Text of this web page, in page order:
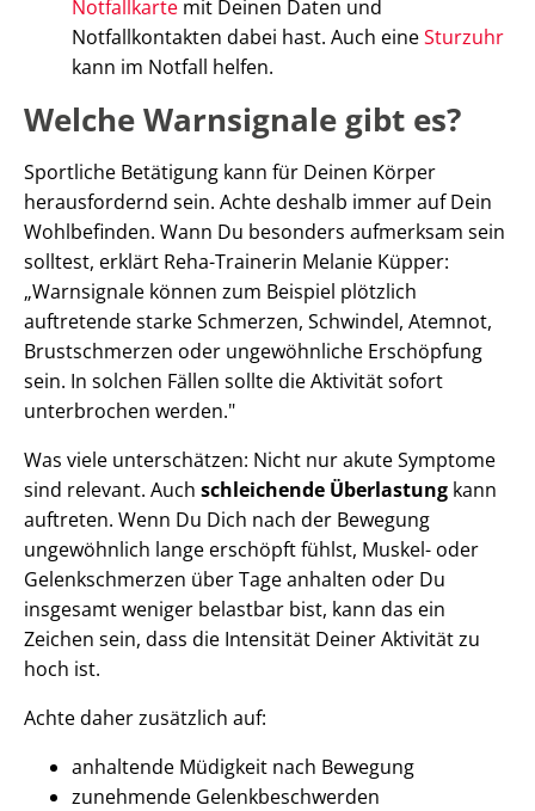
Notfallkarte mit Deinen Daten und
Notfallkontakten dabei hast. Auch eineSturzuhr
kann im Notfall helfen.
Welche Warnsignale gibt es?
Sportliche Betätigung kann für Deinen Körper
herausfordernd sein. Achte deshalb immer auf Dein
Wohlbefinden. Wann Du besonders aufmerksam sein
solltest, erklärt Reha-Trainerin Melanie Küpper:
„Warnsignale können zum Beispiel plötzlich
auftretende starke Schmerzen, Schwindel, Atemnot,
Brustschmerzen oder ungewöhnliche Erschöpfung
sein. In solchen Fällen sollte die Aktivität sofort
unterbrochen werden."
Was viele unterschätzen: Nicht nur akute Symptome
sind relevant. Auch schleichende Überlastung kann
auftreten. Wenn Du Dich nach der Bewegung
ungewöhnlich lange erschöpft fühlst, Muskel- oder
Gelenkschmerzen über Tage anhalten oder Du
insgesamt weniger belastbar bist, kann das ein
Zeichen sein, dass die Intensität Deiner Aktivität zu
hoch ist.
Achte daher zusätzlich auf:
anhaltende Müdigkeit nach Bewegung
zunehmende Gelenkbeschwerden